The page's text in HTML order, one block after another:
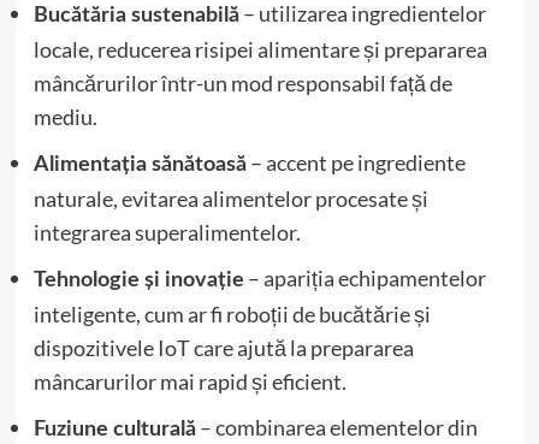
Bucătăria sustenabilă– utilizarea ingredientelor
locale, reducerea risipei alimentare și prepararea
mâncărurilor într-un mod responsabil față de
mediu.
Alimentația sănătoasă– accent pe ingrediente
naturale, evitarea alimentelor procesate și
integrarea superalimentelor.
Tehnologie și inovație – apariția echipamentelor
inteligente, cum ar fi roboții de bucătărie și
dispozitivele IoT care ajută la prepararea
mâncarurilor mai rapid și eficient.
Fuziune culturală– combinarea elementelor din